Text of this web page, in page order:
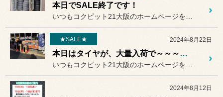
本日でSALE終了です！
いつもコクピット21大阪のホームページをご覧いただきありがとうござ...
★SALE★ 2024年8月22日
本日はタイヤが、大量入荷で～～～～～す♬
いつもコクピット21大阪のホームページをご覧いただきありがとうござ...
2024年8月12日